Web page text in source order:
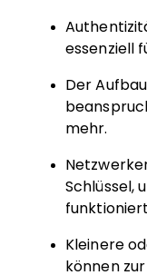
essenziell
Der
mehr.
Schlüssel,
Kleinere
können